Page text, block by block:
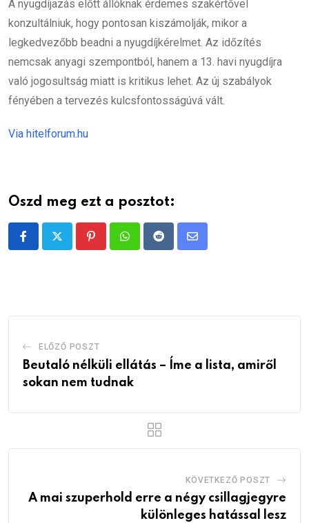
A nyugdíjazás előtt állóknak érdemes szakértővel
konzultálniuk, hogy pontosan kiszámolják, mikor a
legkedvezőbb beadni a nyugdíjkérelmet. Az időzítés
nemcsak anyagi szempontból, hanem a 13. havi nyugdíjra
való jogosultság miatt is kritikus lehet. Az új szabályok
fényében a tervezés kulcsfontosságúvá vált.
Via hitelforum.hu
Oszd meg ezt a posztot:
PinterestWhatsappRedditShare
ELŐZŐ POSZT
Beutaló nélküli ellátás – Íme a lista, amiről
sokan nem tudnak
KÖVETKEZŐ POSZT
A mai szuperhold erre a négy csillagjegyre
különleges hatással lesz